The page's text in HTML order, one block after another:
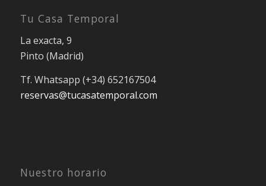
Tu Casa Temporal
La exacta, 9
Pinto (Madrid)
Tf. Whatsapp (+34) 652167504
reservas@tucasatemporal.com
Nuestro horario